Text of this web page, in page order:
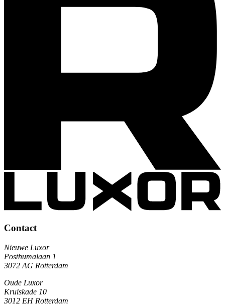
Contact
Nieuwe Luxor
Posthumalaan 1
3072 AG Rotterdam
Oude Luxor
Kruiskade 10
3012 EH Rotterdam